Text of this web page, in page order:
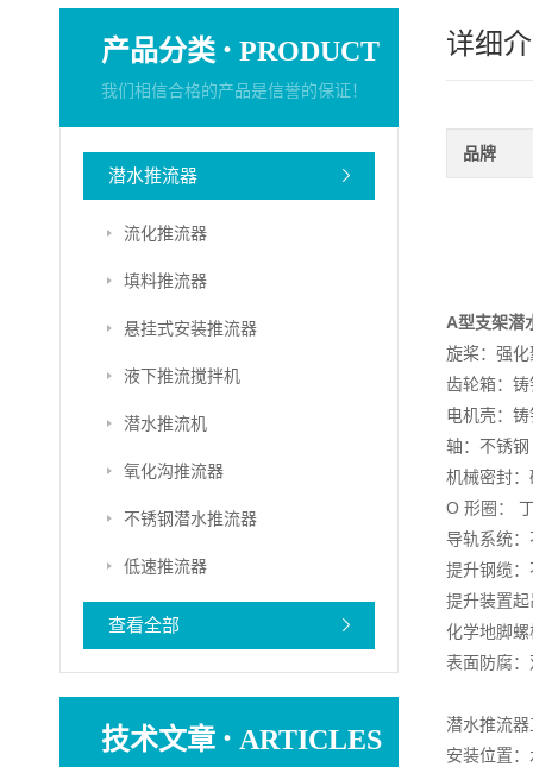
产品分类 · PRODUCT
我们相信合格的产品是信誉的保证！
潜水推流器
流化推流器
填料推流器
悬挂式安装推流器
液下推流搅拌机
潜水推流机
氧化沟推流器
不锈钢潜水推流器
低速推流器
查看全部
技术文章 · ARTICLES
详细
品牌
A型支架潜
旋桨：强
齿轮箱：
电机壳：
轴：不锈钢
机械密封
O 形圈：
导轨系统
提升钢缆
提升装置
化学地脚
表面防腐
潜水推流
安装位置